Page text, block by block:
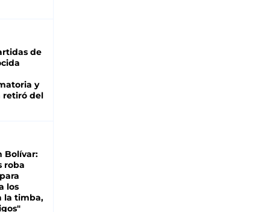
de
y
retiró del
Bolívar:
roba
los
la timba,